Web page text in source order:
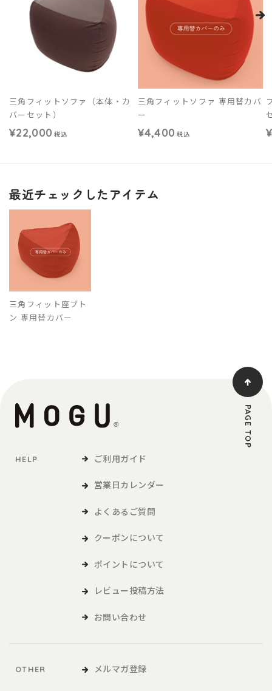
三角フィットソファ（本体・カ
バーセット）
¥22,000 税込
三角フィットソファ 専用替カバ
ー
¥4,400 税込
最近チェックしたアイテム
三角フィット座ブト
ン 専用替カバー
HELP ご利用ガイド
営業日カレンダー
よくあるご質問
クーポンについて
ポイントについて
レビュー投稿方法
お問い合わせ
OTHER メルマガ登録
PAGE TOP